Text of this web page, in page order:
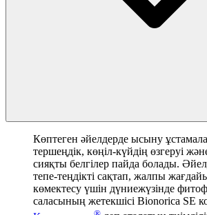
Көптеген әйелдерде ысыну
тершеңдік, көңіл-күйдің өзгеруі
сияқты белгілер пайда болады.
тепе-теңдікті сақтап, жалпы
көмектесу үшін дүниежүзінде
саласының жетекшісі Bionorica SE
®